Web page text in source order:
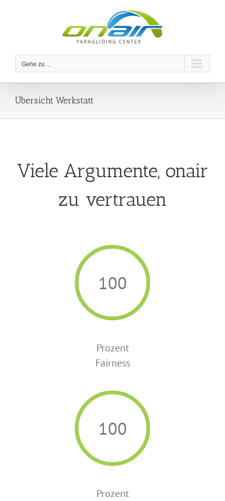
Gehe zu ...
Übersicht Werkstatt
Viele Argumente, onair
zu vertrauen
100
Prozent
Fairness
100
Prozent